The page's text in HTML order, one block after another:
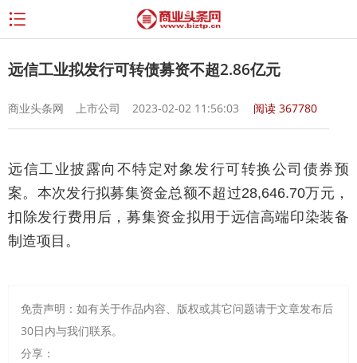
远信工业拟发行可转债募资不超2.86亿元
商业头条网 上市公司 2023-02-02 11:56:03 阅读 367780
远信工业披露向不特定对象发行可转换公司债券预
案。本次发行拟募集资金总额不超过28,646.70万元，
扣除发行费用后，募集资金拟用于远信高端印染装备
制造项目。
免责声明：如有关于作品内容、版权或其它问题请于文章发布后
30日内与我们联系。
分享：